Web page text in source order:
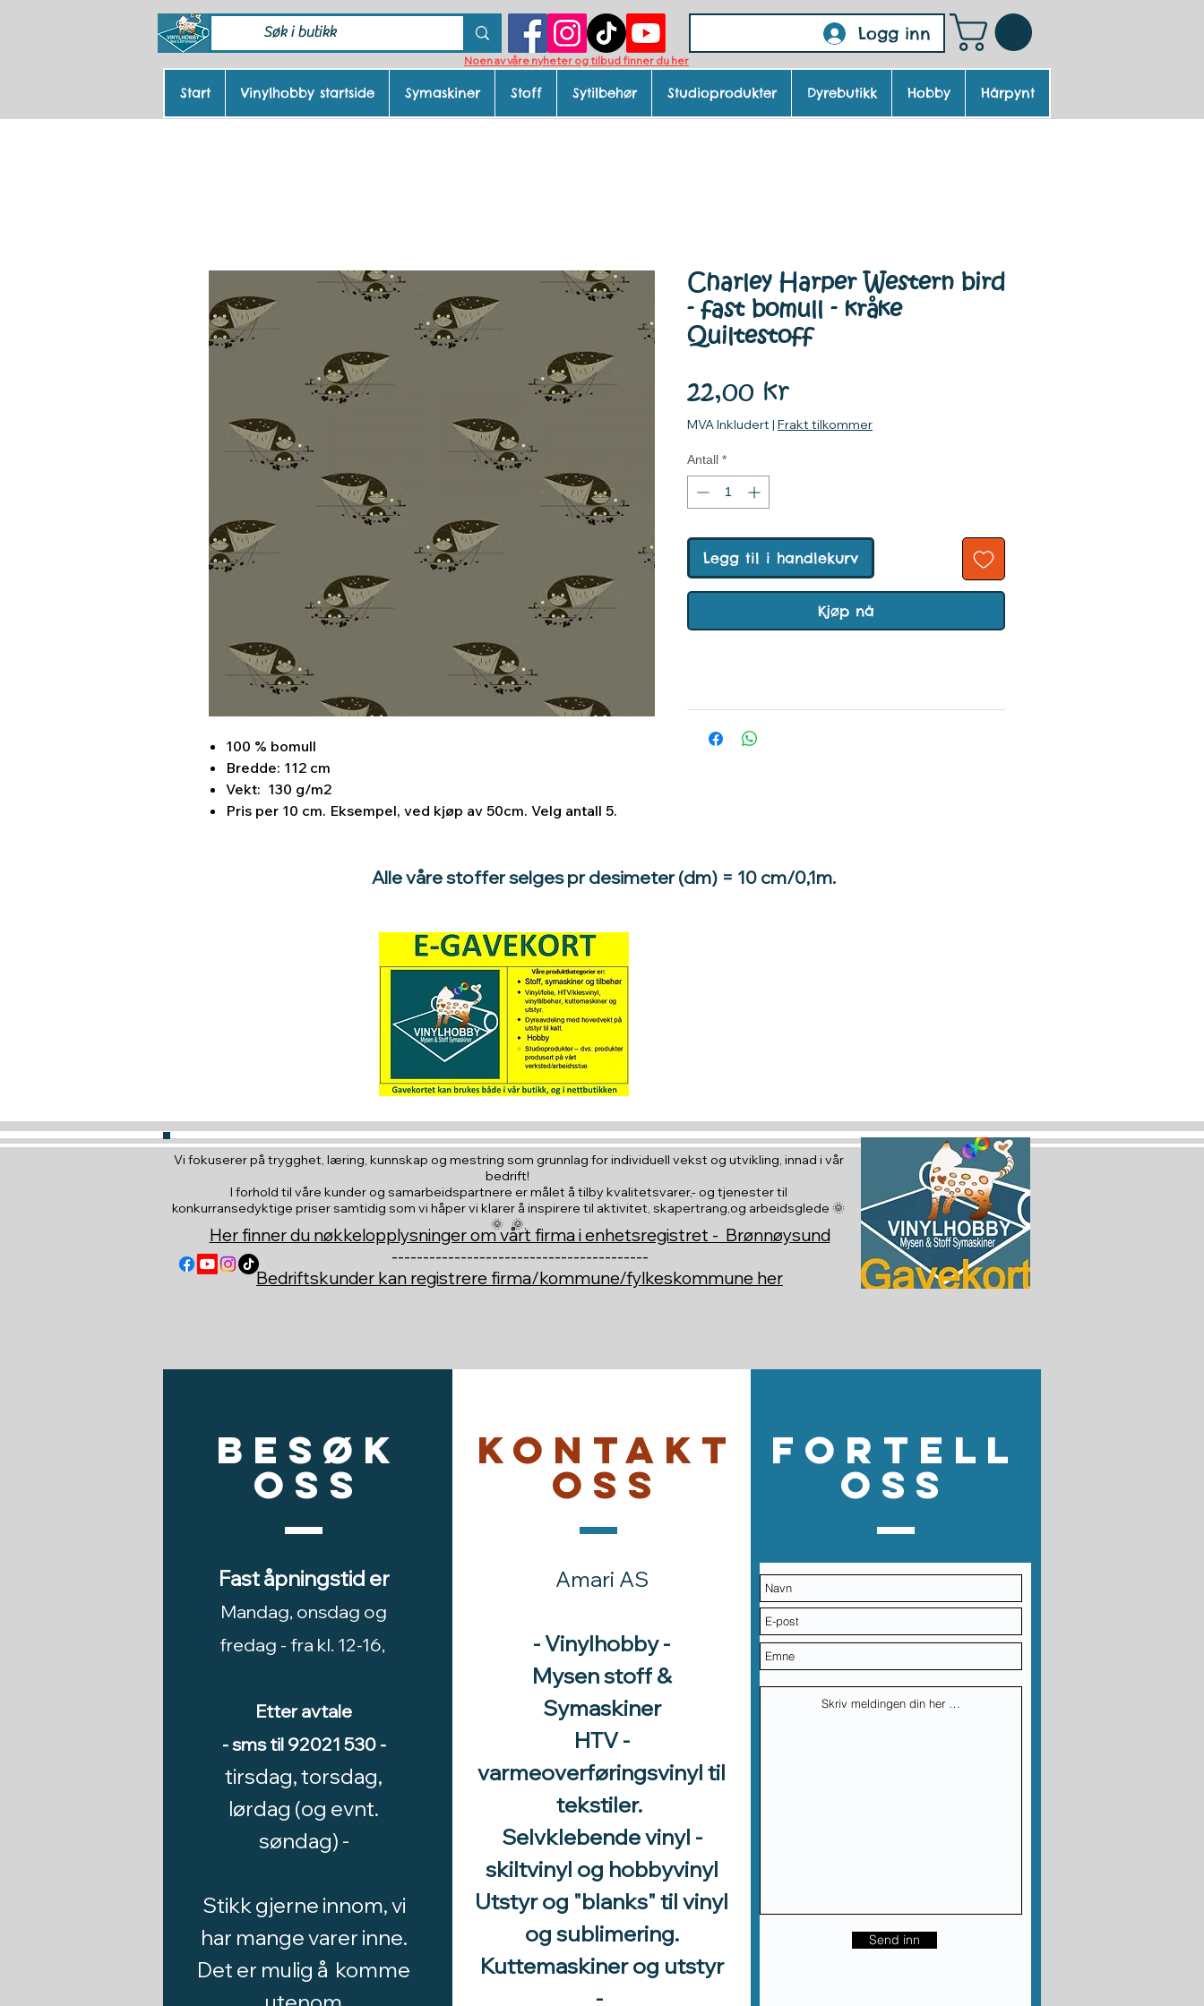
Logg inn
Noen av våre nyheter og tilbud finner du her
100 % bomull
Bredde: 112 cm
Vekt: 130 g/m2
Pris per 10 cm. Eksempel, ved kjøp av 50cm. Velg antall 5.
Charley Harper Western bird
- fast bomull - kråke
Quiltestoff
22,00 krPris
MVA Inkludert | Frakt tilkommer
Antall *
Legg til i handlekurv
Kjøp nå
Alle våre stoffer selges pr desimeter (dm) = 10 cm/0,1m.
Start Vinylhobby startside Symaskiner Stoff Sytilbehør Studioprodukter Dyrebutikk Hobby Hårpynt
Vi fokuserer på trygghet, læring, kunnskap og mestring som grunnlag for individuell vekst og utvikling, innad i vår
bedrift!
I forhold til våre kunder og samarbeidspartnere er målet å tilby kvalitetsvarer,- og tjenester til
konkurransedyktige priser samtidig som vi håper vi klarer å inspirere til aktivitet, skapertrang,og arbeidsglede 🌞
🌞 🌞,
Her finner du nøkkelopplysninger om vårt firma i enhetsregistret - Brønnøysund
-----------------------------------------
Bedriftskunder kan registrere firma/kommune/fylkeskommune her
Besøk
oss
Fast åpningstid er
Mandag, onsdag og
fredag - fra kl. 12-16,
Etter avtale
- sms til 92021 530 -
tirsdag, torsdag,
lørdag (og evnt.
søndag) -
Stikk gjerne innom, vi
har mange varer inne.
Det er mulig å komme
Kontakt
oss
Amari AS
- Vinylhobby -
Mysen stoff &
Symaskiner
HTV -
varmeoverføringsvinyl til
tekstiler.
Selvklebende vinyl -
skiltvinyl og hobbyvinyl
Utstyr og "blanks" til vinyl
og sublimering.
Kuttemaskiner og utstyr
-
Fortell
oss
Send inn